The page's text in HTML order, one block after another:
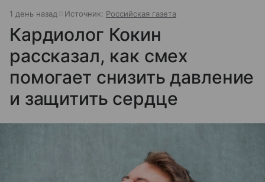
1 день назад Источник: Российская газета
Кардиолог Кокин
рассказал, как смех
помогает снизить давление
и защитить сердце